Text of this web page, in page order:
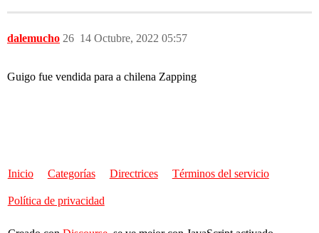
dalemucho 14 Octubre, 2022 05:57
26
Guigo fue vendida para a chilena Zapping
Inicio Categorías Directrices Términos del servicio
Política de privacidad